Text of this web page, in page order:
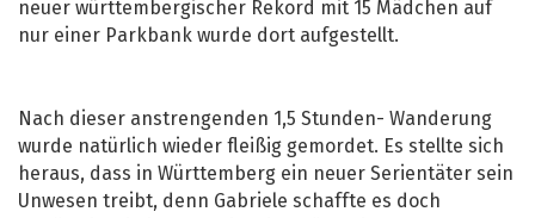
neuer württembergischer Rekord mit 15 Mädchen auf
nur einer Parkbank wurde dort aufgestellt.
Nach dieser anstrengenden 1,5 Stunden- Wanderung
wurde natürlich wieder fleißig gemordet. Es stellte sich
heraus, dass in Württemberg ein neuer Serientäter sein
Unwesen treibt, denn Gabriele schaffte es doch